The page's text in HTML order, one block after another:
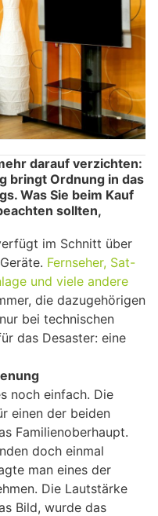
darauf verzichten:
bringt Ordnung in das
Was Sie beim Kauf
sollten,
im Schnitt über
Fernseher, Sat-
und viele andere
die dazugehörigen
bei technischen
das Desaster: eine
noch einfach. Die
einen der beiden
Familienoberhaupt.
doch einmal
man eines der
Die Lautstärke
Bild, wurde das